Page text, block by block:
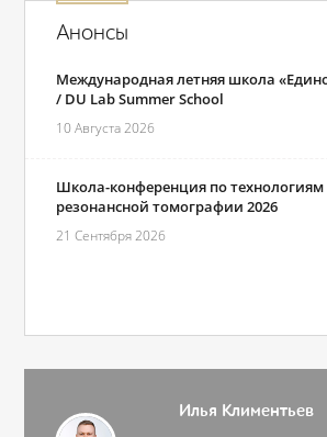
Анонсы
Международная летняя школа
/ DU Lab Summer School
10 Августа 2026
Школа-конференция по
резонансной томографии 2026
21 Сентября 2026
Илья Климентьев